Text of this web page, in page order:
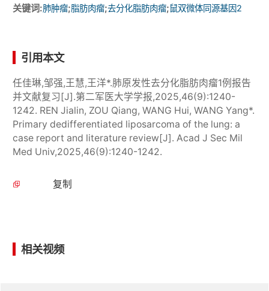
关键词:肺肿瘤;脂肪肉瘤;去分化脂肪肉瘤;鼠双微体同源基因2
引用本文
任佳琳,邹强,王慧,王洋*.肺原发性去分化脂肪肉瘤1例报告
并文献复习[J].第二军医大学学报,2025,46(9):1240-
1242. REN Jialin, ZOU Qiang, WANG Hui, WANG Yang*.
Primary dedifferentiated liposarcoma of the lung: a
case report and literature review[J]. Acad J Sec Mil
Med Univ,2025,46(9):1240-1242.
复制
相关视频